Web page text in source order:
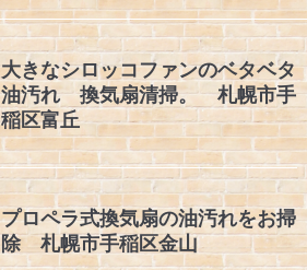
大きなシロッコファンのベタベタ
油汚れ 換気扇清掃。 札幌市手
稲区富丘
プロペラ式換気扇の油汚れをお掃
除 札幌市手稲区金山